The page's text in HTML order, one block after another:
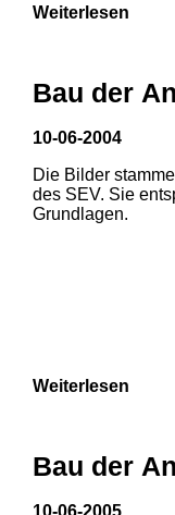
1
3
9
Weiterlesen
Bau der
10-06-2004
Die Bilder
des SEV. Sie
Grundlagen.
Weiterlesen
Bau der
10-06-2005